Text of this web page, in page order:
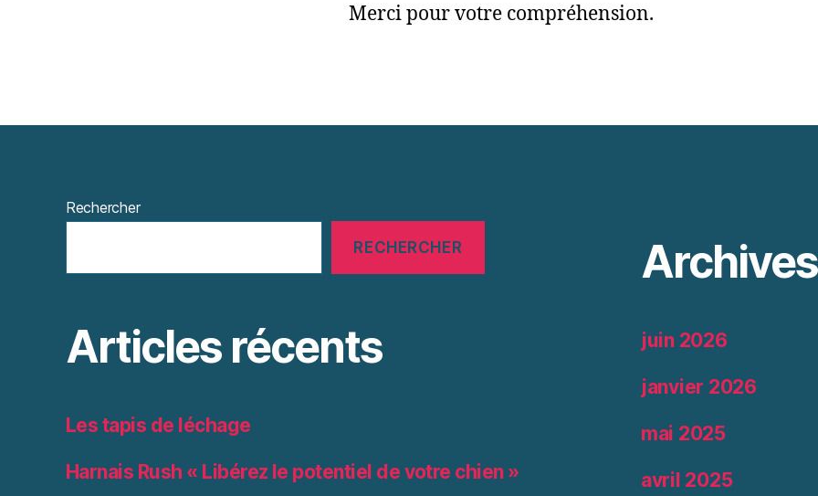
Merci pour votre compréhension.
Rechercher
RECHERCHER
Articles récents
Les tapis de léchage
Harnais Rush « Libérez le potentiel de votre chien »
Archives
juin 2026
janvier 2026
mai 2025
avril 2025